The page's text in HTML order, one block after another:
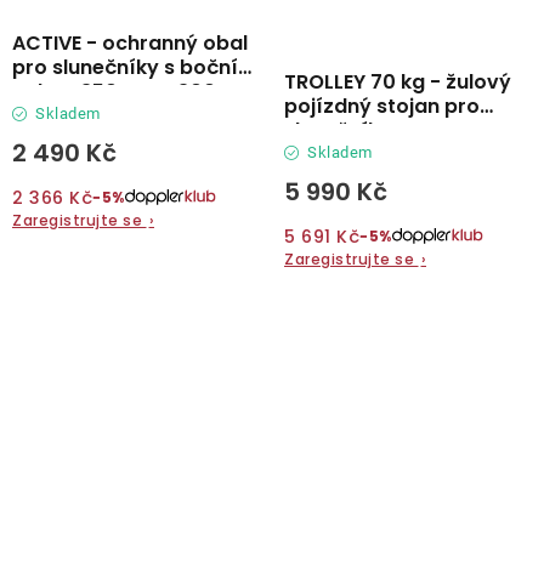
ACTIVE - ochranný obal
pro slunečníky s boční
nohou 350 cm a 300 x
300 cm
Skladem
2 490 Kč
2 366 Kč−5%
Zaregistrujte se ›
TROLLEY 70 kg - žulový
pojízdný stojan pro
slunečníky
Skladem
5 990 Kč
5 691 Kč−5%
Zaregistrujte se ›